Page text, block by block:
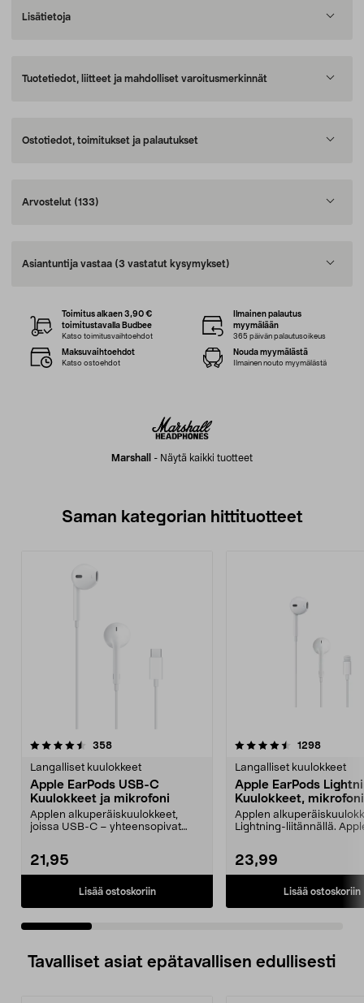
Lisätietoja
Tuotetiedot, liitteet ja mahdolliset varoitusmerkinnät
Ostotiedot, toimitukset ja palautukset
Arvostelut (133)
Asiantuntija vastaa (3 vastatut kysymykset)
Marshall - Näytä kaikki tuotteet
Toimitus alkaen 3,90 €
toimitustavalla Budbee
Katso toimitusvaihtoehdot
Ilmainen palautus
myymälään
365 päivän palautusoikeus
Maksuvaihtoehdot
Katso ostoehdot
Nouda myymälästä
Ilmainen nouto myymälästä
Saman kategorian hittituotteet
358arvostelut
Langalliset kuulokkeet
Apple EarPods USB-C
Kuulokkeet ja mikrofoni
Applen alkuperäiskuulokkeet,
joissa USB-C – yhteensopivat
21,95
Lisää ostoskoriin
4.5 viidestä
1298
Langalliset kuulokkeet
Apple EarPods
Kuulokkeet, mikrofoni
Applen
Lightning-liitännällä.
23,99
Lisää ostoskoriin
4.5 viidestä
Tavalliset asiat epätavallisen edullisesti